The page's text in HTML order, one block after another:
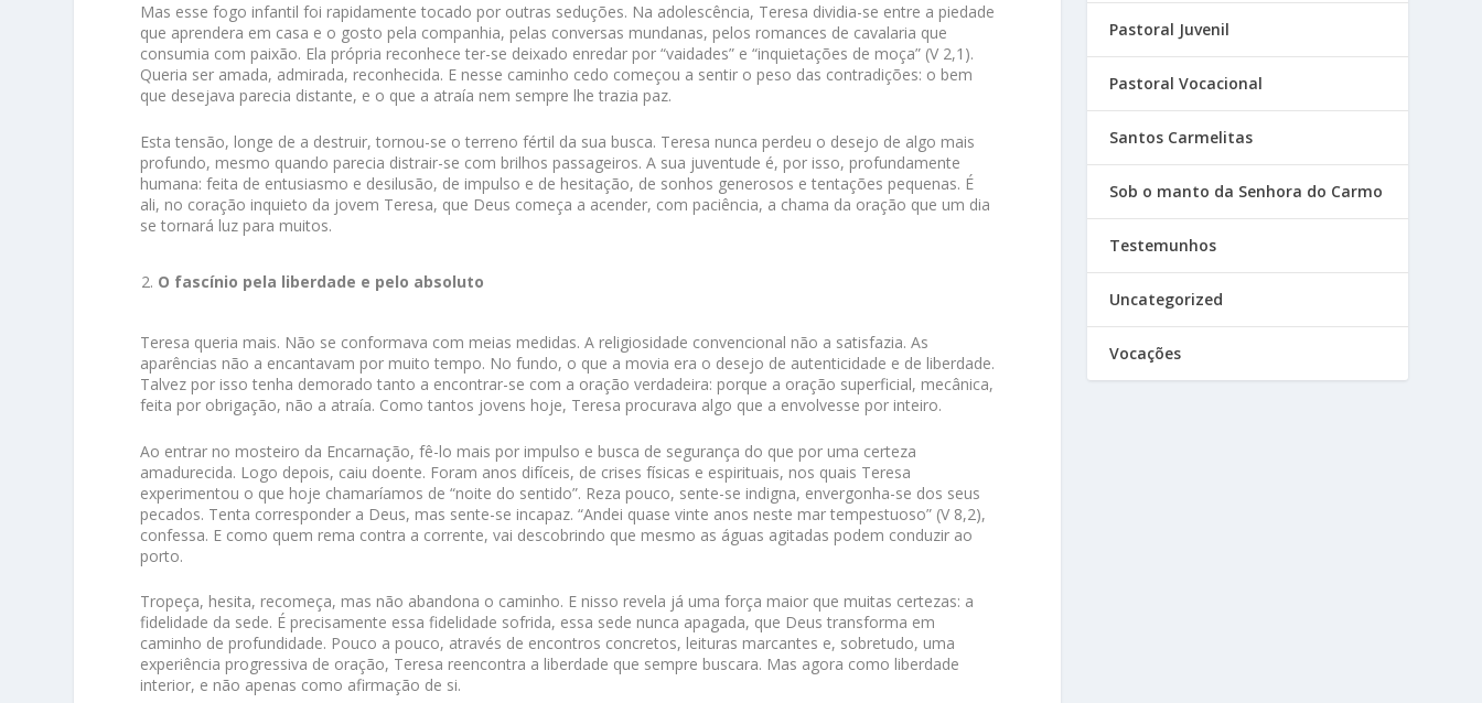
Mas esse fogo infantil foi rapidamente tocado por outras seduções. Na adolescência, Teresa dividia-se entre a piedade
que aprendera em casa e o gosto pela companhia, pelas conversas mundanas, pelos romances de cavalaria que
consumia com paixão. Ela própria reconhece ter-se deixado enredar por “vaidades” e “inquietações de moça” (V 2,1).
Queria ser amada, admirada, reconhecida. E nesse caminho cedo começou a sentir o peso das contradições: o bem
que desejava parecia distante, e o que a atraía nem sempre lhe trazia paz.
Esta tensão, longe de a destruir, tornou-se o terreno fértil da sua busca. Teresa nunca perdeu o desejo de algo mais
profundo, mesmo quando parecia distrair-se com brilhos passageiros. A sua juventude é, por isso, profundamente
humana: feita de entusiasmo e desilusão, de impulso e de hesitação, de sonhos generosos e tentações pequenas. É
ali, no coração inquieto da jovem Teresa, que Deus começa a acender, com paciência, a chama da oração que um dia
se tornará luz para muitos.
O fascínio pela liberdade e pelo absoluto
Teresa queria mais. Não se conformava com meias medidas. A religiosidade convencional não a satisfazia. As
aparências não a encantavam por muito tempo. No fundo, o que a movia era o desejo de autenticidade e de liberdade.
Talvez por isso tenha demorado tanto a encontrar-se com a oração verdadeira: porque a oração superficial, mecânica,
feita por obrigação, não a atraía. Como tantos jovens hoje, Teresa procurava algo que a envolvesse por inteiro.
Ao entrar no mosteiro da Encarnação, fê-lo mais por impulso e busca de segurança do que por uma certeza
amadurecida. Logo depois, caiu doente. Foram anos difíceis, de crises físicas e espirituais, nos quais Teresa
experimentou o que hoje chamaríamos de “noite do sentido”. Reza pouco, sente-se indigna, envergonha-se dos seus
pecados. Tenta corresponder a Deus, mas sente-se incapaz. “Andei quase vinte anos neste mar tempestuoso” (V 8,2),
confessa. E como quem rema contra a corrente, vai descobrindo que mesmo as águas agitadas podem conduzir ao
porto.
Tropeça, hesita, recomeça, mas não abandona o caminho. E nisso revela já uma força maior que muitas certezas: a
fidelidade da sede. É precisamente essa fidelidade sofrida, essa sede nunca apagada, que Deus transforma em
caminho de profundidade. Pouco a pouco, através de encontros concretos, leituras marcantes e, sobretudo, uma
experiência progressiva de oração, Teresa reencontra a liberdade que sempre buscara. Mas agora como liberdade
interior, e não apenas como afirmação de si.
Pastoral Juvenil
Pastoral Vocacional
Santos Carmelitas
Sob o manto da Senhora do Carmo
Testemunhos
Uncategorized
Vocações